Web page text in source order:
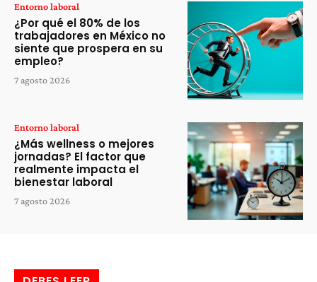
Entorno laboral
¿Por qué el 80% de los
trabajadores en México no
siente que prospera en su
empleo?
7 agosto 2026
Entorno laboral
¿Más wellness o mejores
jornadas? El factor que
realmente impacta el
bienestar laboral
7 agosto 2026